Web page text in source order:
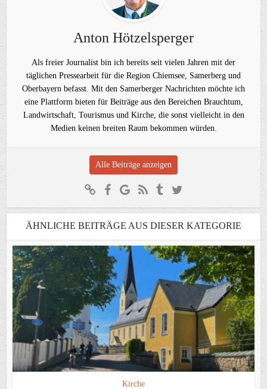
Anton Hötzelsperger
Als freier Journalist bin ich bereits seit vielen Jahren mit der
täglichen Pressearbeit für die Region Chiemsee, Samerberg und
Oberbayern befasst. Mit den Samerberger Nachrichten möchte ich
eine Plattform bieten für Beiträge aus den Bereichen Brauchtum,
Landwirtschaft, Tourismus und Kirche, die sonst vielleicht in den
Medien keinen breiten Raum bekommen würden.
Alle Beiträge anzeigen
ÄHNLICHE BEITRÄGE AUS DIESER KATEGORIE
Kirche